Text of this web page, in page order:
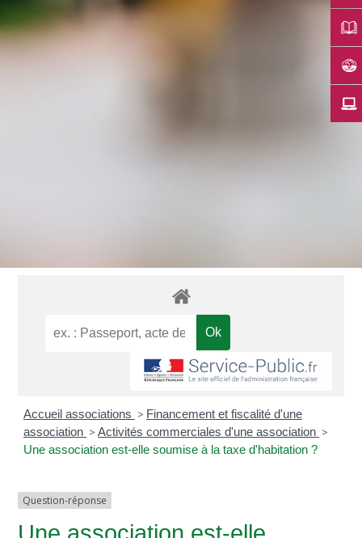
Accueil associations > Financement et fiscalité d'une
association > Activités commerciales d'une association >
Une association est-elle soumise à la taxe d'habitation ?
Question-réponse